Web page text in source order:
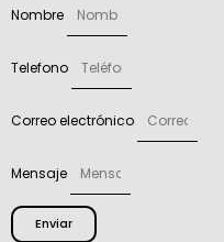
Nombre
Telefono
Correo electrónico
Mensaje
Enviar